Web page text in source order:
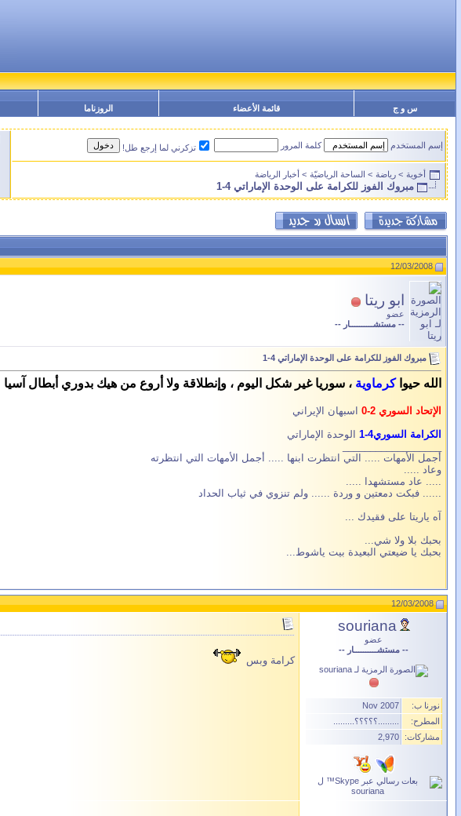
س و ج قائمة الأعضاء الروزناما
إسم المستخدم كلمة المرور تزكرني لما إرجع طل!
أخوية > رياضة > الساحة الرياضيّة > أخبار الرياضة
مبروك الفوز للكرامة على الوحدة الإماراتي 4-1
12/03/2008
ابو ريتا
عضو
-- مستشــــــــــار --
مبروك الفوز للكرامة على الوحدة الإماراتي 4-1
الله حيواكرماوية ، سوريا غير شكل اليوم ، وإنطلاقة ولا أروع من هيك بدوري أبطال آسيا
الإتحاد السوري 2-0
اسبهان الإيراني
الكرامة السوري4-1
الوحدة الإماراتي
أجمل الأمهات ..... التي انتظرت ابنها ..... أجمل الأمهات التي انتظرته
وعاد .....
..... عاد مستشهدا .....
...... فبكت دمعتين و وردة ...... ولم تنزوي في ثياب الحداد
آه ياريتا على فقيدك ...
بحبك بلا ولا شي...
بحبك يا ضيعتي البعيدة بيت ياشوط...
12/03/2008
souriana
عضو
-- مستشــــــــــار --
نورنا ب:
Nov 2007
المطرح:
.........؟؟؟؟؟.........
مشاركات:
2,970
كرامة وبس